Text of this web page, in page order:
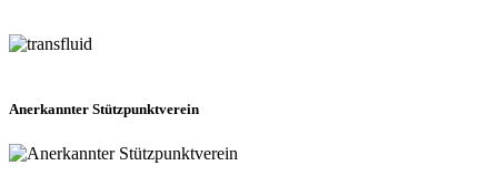
Anerkannter Stützpunktverein